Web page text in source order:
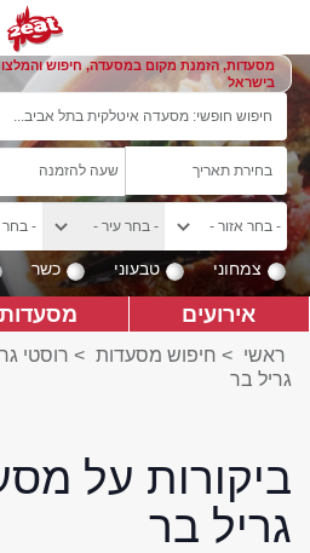
מסעדות, הזמנת מקום במסעדה, חיפוש
בישראל
צמחוני טבעוני כשר
אירועים מסעדות
ראשי > חיפוש מסעדות > רוסטי
גריל בר
ביקורות על
גריל בר